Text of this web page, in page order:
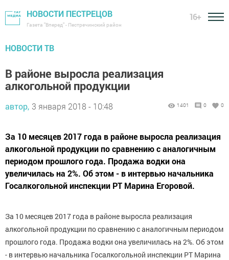
НОВОСТИ ПЕСТРЕЦОВ
Газета "Вперед" - Пестречинский район
16+
НОВОСТИ ТВ
В районе выросла реализация
алкогольной продукции
автор, 3 января 2018 - 10:48 1401 0 0
За 10 месяцев 2017 года в районе выросла реализация
алкогольной продукции по сравнению с аналогичным
периодом прошлого года. Продажа водки она
увеличилась на 2%. Об этом - в интервью начальника
Госалкогольной инспекции РТ Марина Егоровой.
За 10 месяцев 2017 года в районе выросла реализация
алкогольной продукции по сравнению с аналогичным периодом
прошлого года. Продажа водки она увеличилась на 2%. Об этом
- в интервью начальника Госалкогольной инспекции РТ Марина